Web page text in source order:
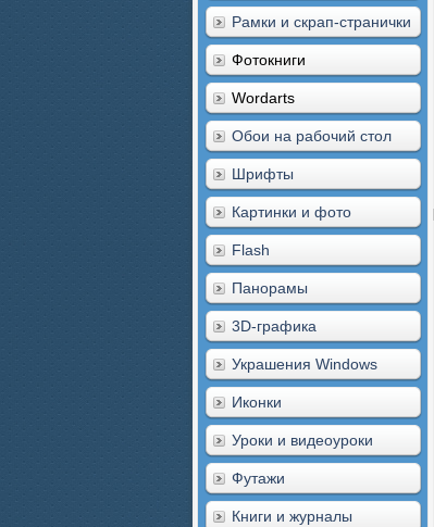
Рамки и скрап-странички
Фотокниги
Wordarts
Обои на рабочий стол
Шрифты
Картинки и фото
Flash
Панорамы
3D-графика
Украшения Windows
Иконки
Уроки и видеоуроки
Футажи
Книги и журналы